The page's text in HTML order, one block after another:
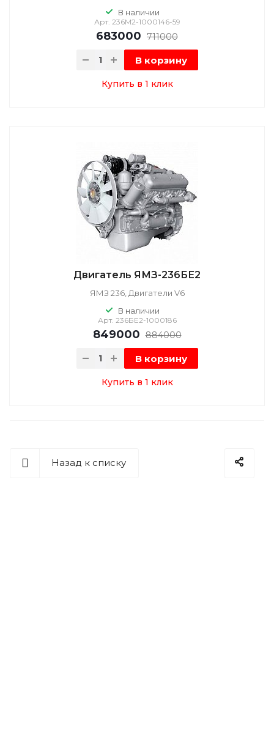
В наличии
Арт. 236М2-1000146-59
683000 711000
В корзину
Купить в 1 клик
Двигатель ЯМЗ-236БЕ2
ЯМЗ 236, Двигатели V6
В наличии
Арт. 236БЕ2-1000186
849000 884000
В корзину
Купить в 1 клик
Назад к списку